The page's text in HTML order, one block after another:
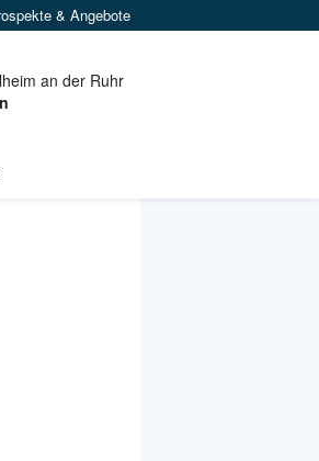
& Angebote
an der Ruhr